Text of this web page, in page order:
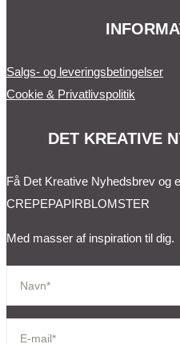
Salgs- og leveringsbetingelser
Cookie & Privatlivspolitik
DET KREATIVE
Få Det Kreative Nyhedsbrev og
CREPEPAPIRBLOMSTER
Med masser af inspiration til dig.